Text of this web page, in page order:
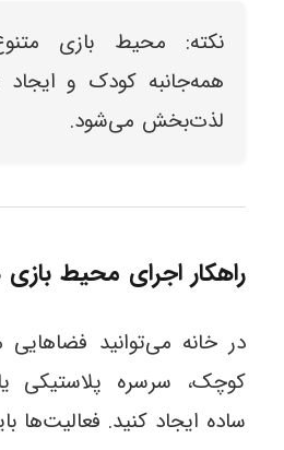
نکته: محیط بازی
همه‌جانبه کودک و ایجاد
لذت‌بخش می‌شود.
راهکار اجرای محیط بازی
در خانه می‌توانید
کوچک، سرسره پلاستیکی
ساده ایجاد کنید. فعالیت‌ها